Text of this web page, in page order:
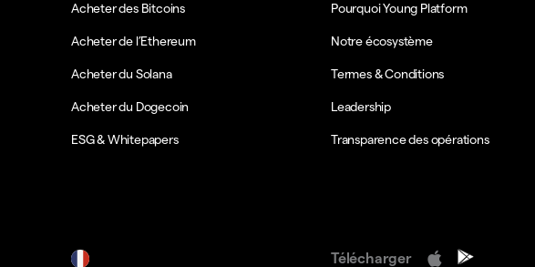
Acheter des Bitcoins
Acheter de l’Ethereum
Acheter du Solana
Acheter du Dogecoin
ESG & Whitepapers
Pourquoi Young Platform
Notre écosystème
Termes & Conditions
Leadership
Transparence des opérations
Télécharger